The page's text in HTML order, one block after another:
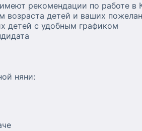
рекомендации по работе в
возраста детей и ваших
детей с удобным графиком
няни: